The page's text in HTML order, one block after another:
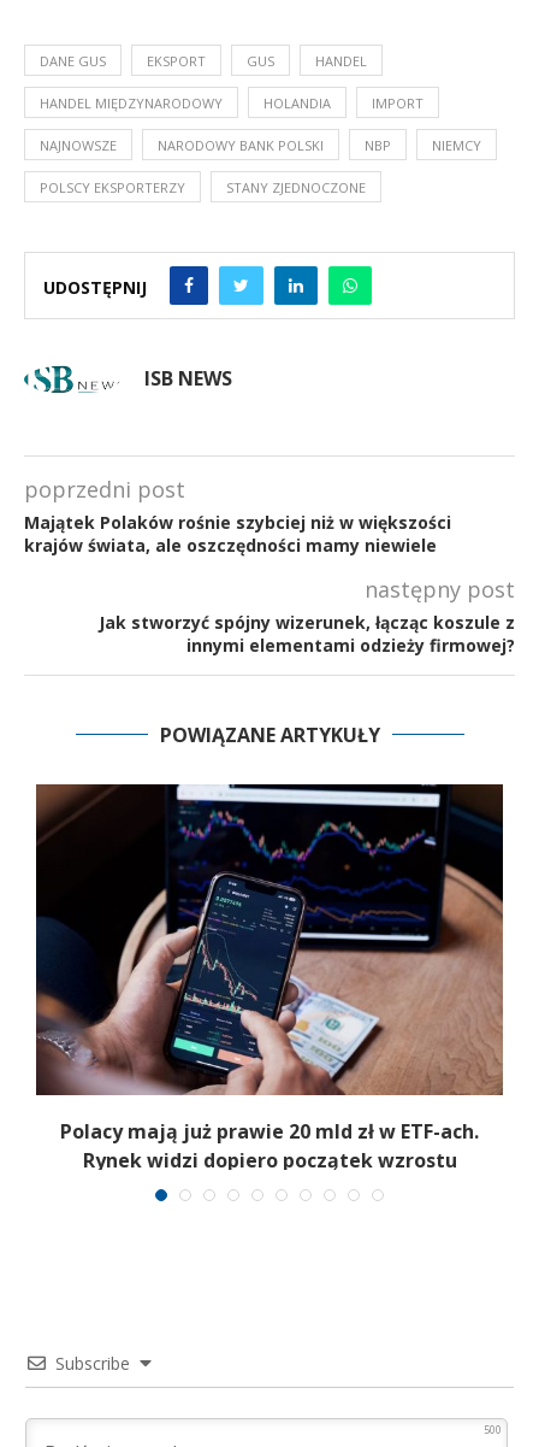
DANE GUS EKSPORT GUS HANDEL
HANDEL MIĘDZYNARODOWY HOLANDIA IMPORT
NAJNOWSZE NARODOWY BANK POLSKI NBP NIEMCY
POLSCY EKSPORTERZY STANY ZJEDNOCZONE
UDOSTĘPNIJ
ISB NEWS
poprzedni post
Majątek Polaków rośnie szybciej niż w większości
krajów świata, ale oszczędności mamy niewiele
następny post
Jak stworzyć spójny wizerunek, łącząc koszule z
innymi elementami odzieży firmowej?
POWIĄZANE ARTYKUŁY
Polacy mają już prawie 20 mld zł w ETF-ach.
Rynek widzi dopiero początek wzrostu
Subscribe
500